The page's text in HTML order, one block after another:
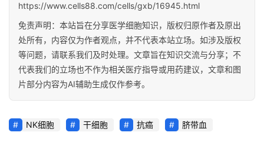
https://www.cells88.com/cells/gxb/16945.html
免责声明：本站旨在分享医学细胞知识，版权归原作者及原出
处所有，内容仅为作者观点，并不代表本站立场。如涉及版权
等问题，请联系我们及时处理。文章旨在知识交流与分享；不
代表我们的立场也不作为相关医疗指导或用药建议，文章和图
片部分内容为AI辅助生成仅作参考。
NK细胞 干细胞 抗癌 脐带血